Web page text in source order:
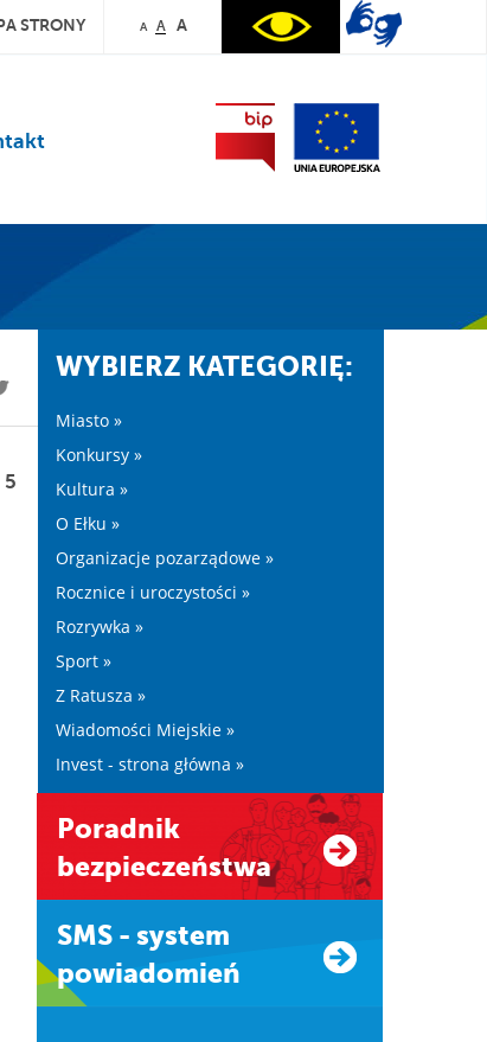
STRONY A A A
5
WYBIERZ KATEGORIĘ:
Miasto »
Konkursy »
Kultura »
O Ełku »
Organizacje pozarządowe »
Rocznice i uroczystości »
Rozrywka »
Sport »
Z Ratusza »
Wiadomości Miejskie »
Invest - strona główna »
Poradnik
bezpieczeństwa
SMS - system
powiadomień